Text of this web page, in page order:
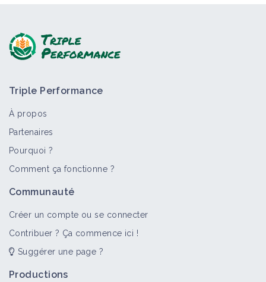
Triple Performance
À propos
Partenaires
Pourquoi ?
Comment ça fonctionne ?
Communauté
Créer un compte ou se connecter
Contribuer ? Ça commence ici !
Suggérer une page ?
Productions